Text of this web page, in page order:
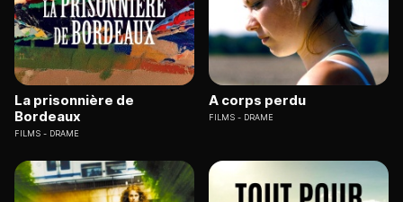
La prisonnière de
Bordeaux
FILMS DRAME
A corps perdu
FILMS DRAME